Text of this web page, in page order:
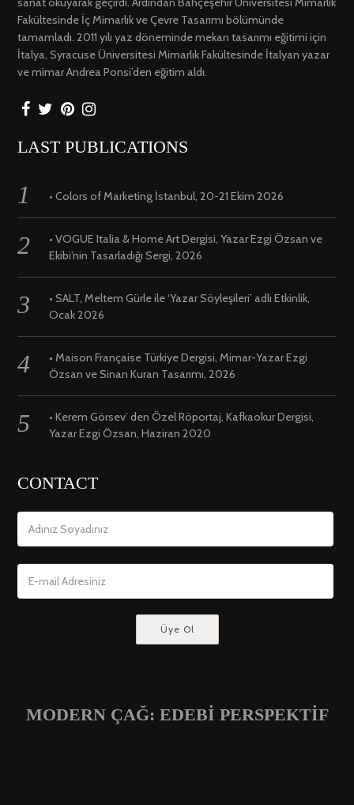
Fakültesinde İç Mimarlık ve Çevre Tasarımı bölümünde
tamamladı. 2011 yılı yaz döneminde mekan tasarımı eğitimi için
İtalya, Syracuse Üniversitesi Mimarlık Fakültesinde İtalyan yazar
ve mimar Andrea Ponsi’den eğitim aldı.
LAST PUBLICATIONS
• Colors of Marketing İstanbul, 20-21 Ekim 2026
• VOGUE Italia & Home Art Dergisi, Yazar Ezgi Özsan ve
Ekibi’nin Tasarladığı Sergi, 2026
• SALT, Meltem Gürle ile ‘Yazar Söyleşileri’ adlı Etkinlik,
Ocak 2026
• Maison Française Türkiye Dergisi, Mimar-Yazar Ezgi
Özsan ve Sinan Kuran Tasarımı, 2026
• Kerem Görsev’ den Özel Röportaj, Kafkaokur Dergisi,
Yazar Ezgi Özsan, Haziran 2020
CONTACT
MODERN ÇAĞ: EDEBİ PERSPEKTİF